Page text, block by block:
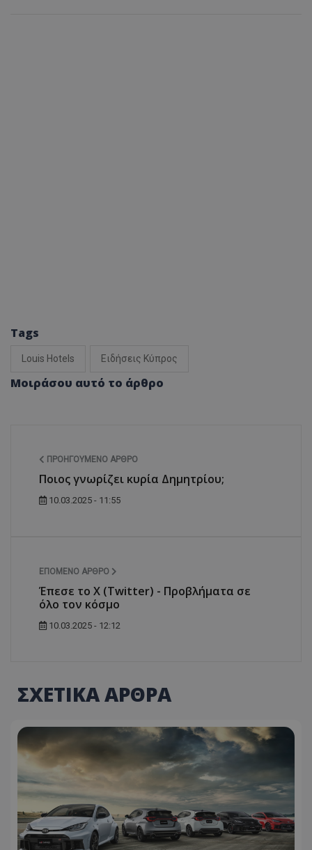
Tags
Louis Hotels Ειδήσεις Κύπρος
Μοιράσου αυτό το άρθρο
ΠΡΟΗΓΟΎΜΕΝΟ ΆΡΘΡΟ
Ποιος γνωρίζει κυρία Δημητρίου;
10.03.2025 - 11:55
ΕΠΌΜΕΝΟ ΆΡΘΡΟ
Έπεσε το X (Twitter) - Προβλήματα σε
όλο τον κόσμο
10.03.2025 - 12:12
ΣΧΕΤΙΚΑ ΑΡΘΡΑ